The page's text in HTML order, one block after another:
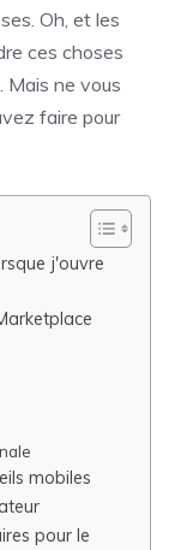
Oh, et les
ces choses
Mais ne vous
faire pour
j'ouvre
mobiles
pour le